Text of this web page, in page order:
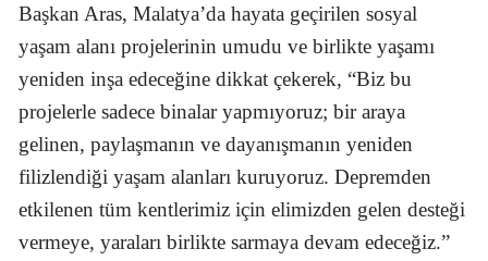
Başkan Aras, Malatya’da hayata geçirilen sosyal
yaşam alanı projelerinin umudu ve birlikte yaşamı
yeniden inşa edeceğine dikkat çekerek, “Biz bu
projelerle sadece binalar yapmıyoruz; bir araya
gelinen, paylaşmanın ve dayanışmanın yeniden
filizlendiği yaşam alanları kuruyoruz. Depremden
etkilenen tüm kentlerimiz için elimizden gelen desteği
vermeye, yaraları birlikte sarmaya devam edeceğiz.”